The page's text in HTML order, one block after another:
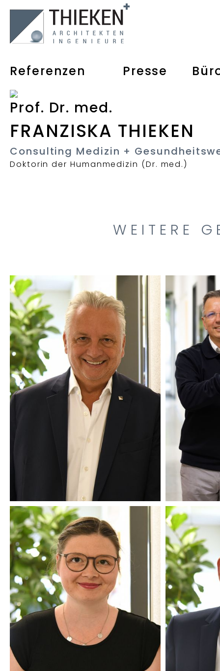
Referenzen Presse
Prof. Dr. med.
FRANZISKA THIEKEN
Consulting Medizin +
Doktorin der Humanmedizin (Dr. med.)
WEITERE
DIPL.-ING. ARCHITEKT
AKNW, BDB
RAINER THIEKEN
BEIRATSVORSITZENDER
UND
BERATER
DIPL.-
BAUTECHNIKERIN
THERESA THIEKEN
PROKURISTIN
UND